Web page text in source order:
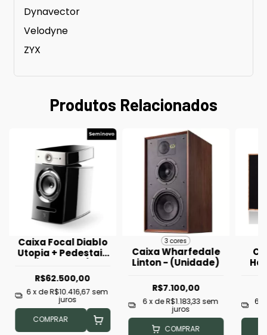
Dynavector
Velodyne
ZYX
Produtos Relacionados
Caixa Focal Diablo
Utopia + Pedestais
R$62.500,00
6 x deR$10.416,67 sem
juros
COMPRAR
3 cores
Caixa Wharfedale
Linton - (Unidade)
R$7.100,00
6 x deR$1.183,33 sem
juros
COMPRAR
6